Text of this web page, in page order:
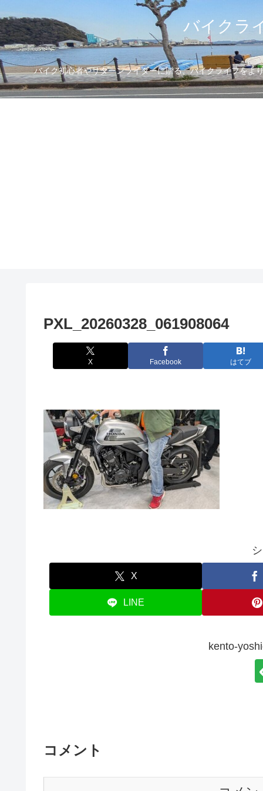
バイクラ
バイク初心者やリターンライダーに贈る、バイクライフをよ
PXL_20260328_061908064
X Facebook はてブ
X
LINE
kento-
コメント